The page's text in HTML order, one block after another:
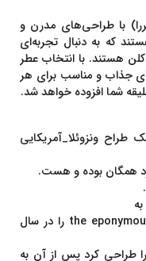
با طراحی‌های مدرن و
که به دنبال تجربه‌ای
هستند. با انتخاب عطر
جذاب و مناسب برای هر
شما افزوده خواهد شد.
یک طراح ونزوئلا_آمریکایی
همگان بوده و هست.
نام the eponymous Carolina Herrera for women را در سال
طراحی کرد پس از آن به